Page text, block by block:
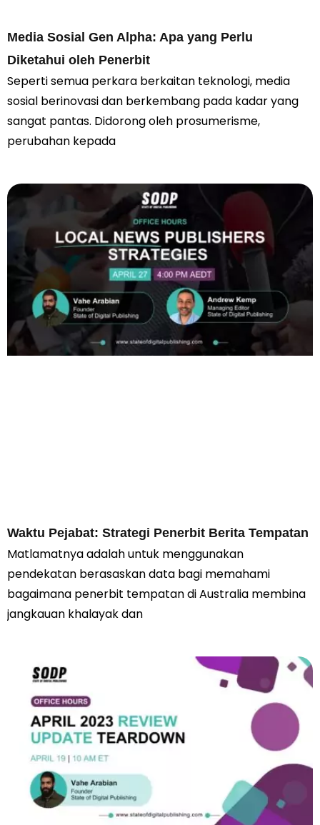
Media Sosial Gen Alpha: Apa yang Perlu
Diketahui oleh Penerbit
Seperti semua perkara berkaitan teknologi, media
sosial berinovasi dan berkembang pada kadar yang
sangat pantas. Didorong oleh prosumerisme,
perubahan kepada
Waktu Pejabat: Strategi Penerbit Berita Tempatan
Matlamatnya adalah untuk menggunakan
pendekatan berasaskan data bagi memahami
bagaimana penerbit tempatan di Australia membina
jangkauan khalayak dan